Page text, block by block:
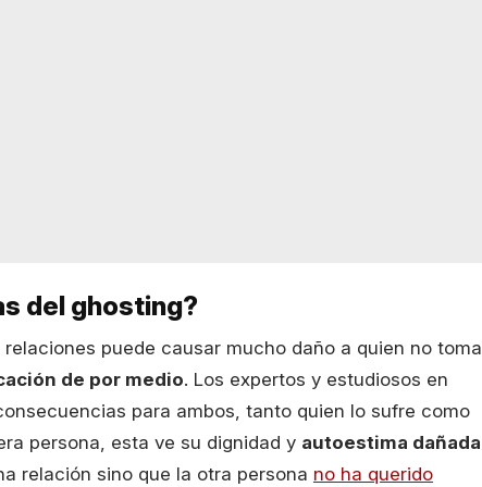
del ghosting?
puede causar mucho daño a quien no toma
de por medio. Los expertos y estudiosos en
para ambos, tanto quien lo sufre como
persona, esta ve su dignidad y autoestima dañada
relación sino que la otra persona no ha querido